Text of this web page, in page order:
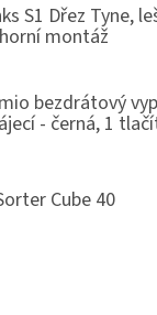
S1 Dřez Tyne,
montáž
je 5 z 5
bezdrátový
- černá, 1
je 4 z 5
Cube 40
je 3 z 5